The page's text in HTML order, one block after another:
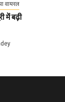
वायरल
में बढ़ी